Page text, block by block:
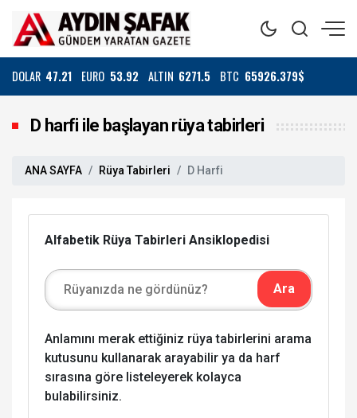
DOLAR 47.21 EURO 53.92 ALTIN 6271.5 BTC 65926.379$
D harfi ile başlayan rüya tabirleri
ANA SAYFA Rüya Tabirleri D Harfi
Alfabetik Rüya Tabirleri Ansiklopedisi
Anlamını merak ettiğiniz rüya tabirlerini arama
kutusunu kullanarak arayabilir ya da harf
sırasına göre listeleyerek kolayca
bulabilirsiniz.